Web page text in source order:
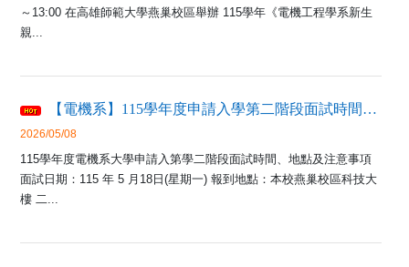
～13:00 在高雄師範大學燕巢校區舉辦 115學年《電機工程學系新生
親...
【電機系】115學年度申請入學第二階段面試時間、地點及注意事項
2026/05/08
115學年度電機系大學申請入第學二階段面試時間、地點及注意事項
面試日期：115 年 5 月18日(星期一) 報到地點：本校燕巢校區科技大
樓 二...